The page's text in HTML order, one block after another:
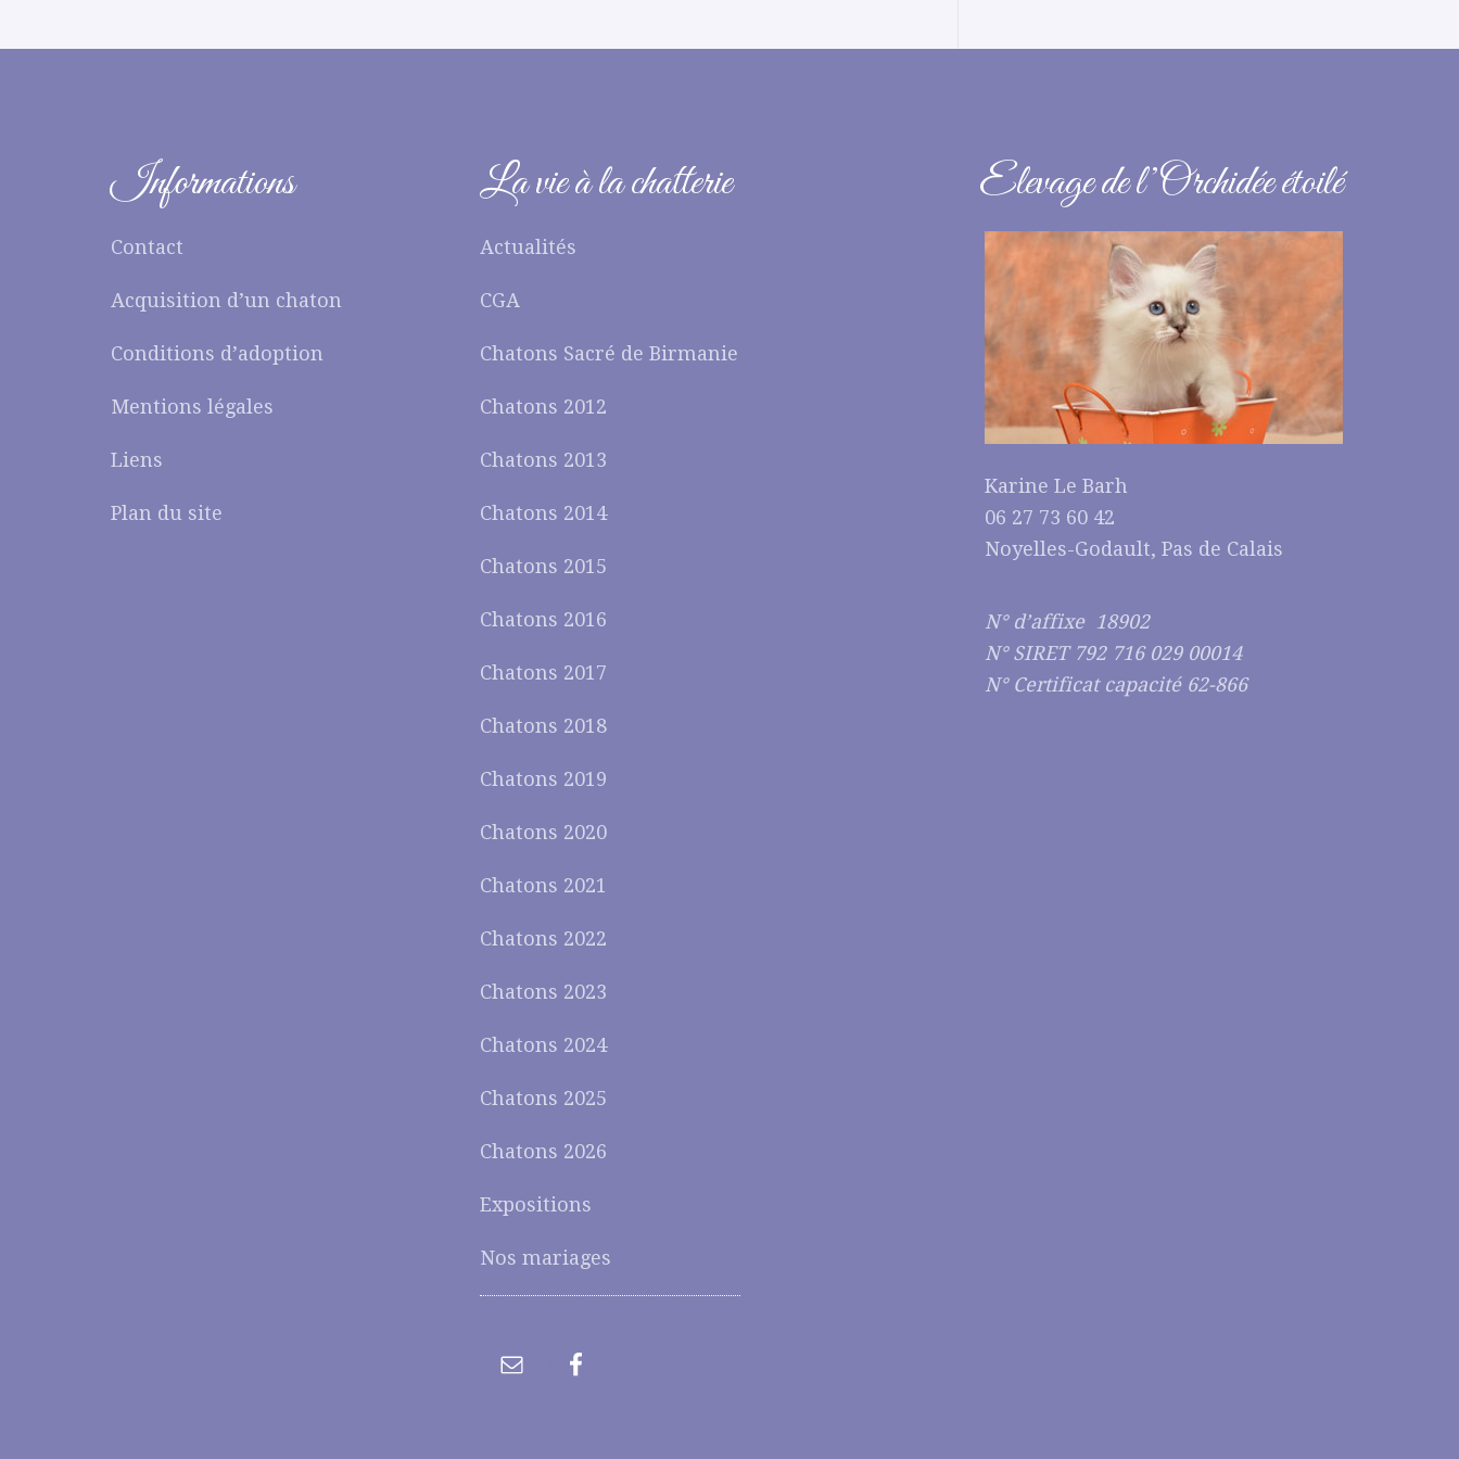
Informations
Contact
Acquisition d’un chaton
Conditions d’adoption
Mentions légales
Liens
Plan du site
La vie à la chatterie
Actualités
CGA
Chatons Sacré de Birmanie
Chatons 2012
Chatons 2013
Chatons 2014
Chatons 2015
Chatons 2016
Chatons 2017
Chatons 2018
Chatons 2019
Chatons 2020
Chatons 2021
Chatons 2022
Chatons 2023
Chatons 2024
Chatons 2025
Chatons 2026
Expositions
Nos mariages
Elevage de l’Orchidée étoilé
Karine Le Barh
06 27 73 60 42
Noyelles-Godault, Pas de Calais
N° d’affixe 18902
N° SIRET 792 716 029 00014
N° Certificat capacité 62-866